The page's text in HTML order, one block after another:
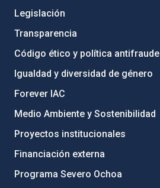
Legislación
Transparencia
Código ético y política antifraude
Igualdad y diversidad de género
Forever IAC
Medio Ambiente y Sostenibilidad
Proyectos institucionales
Financiación externa
Programa Severo Ochoa